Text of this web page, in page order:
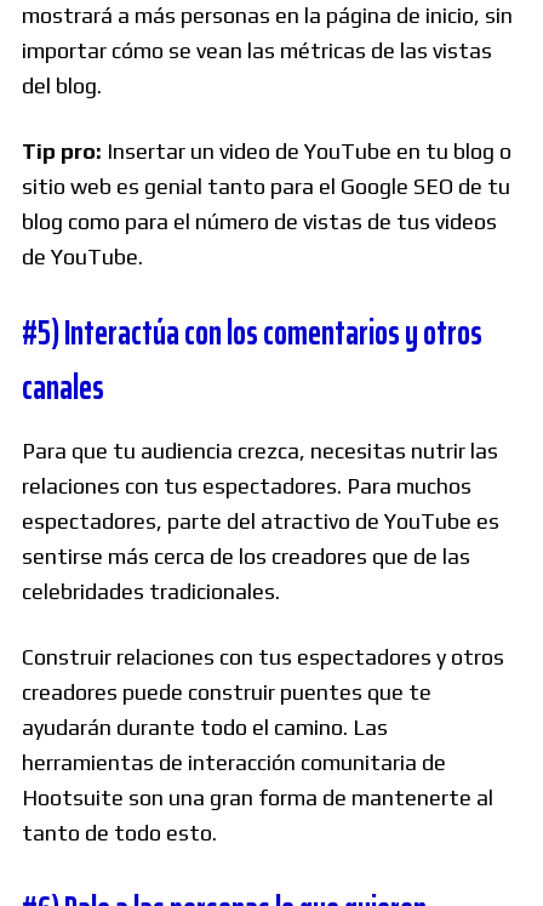
mostrará a más personas en la página de inicio, sin
importar cómo se vean las métricas de las vistas
del blog.
Tip pro: Insertar un video de YouTube en tu blog o
sitio web es genial tanto para el Google SEO de tu
blog como para el número de vistas de tus videos
de YouTube.
#5) Interactúa con los comentarios y otros
canales
Para que tu audiencia crezca, necesitas nutrir las
relaciones con tus espectadores. Para muchos
espectadores, parte del atractivo de YouTube es
sentirse más cerca de los creadores que de las
celebridades tradicionales.
Construir relaciones con tus espectadores y otros
creadores puede construir puentes que te
ayudarán durante todo el camino. Las
herramientas de interacción comunitaria de
Hootsuite son una gran forma de mantenerte al
tanto de todo esto.